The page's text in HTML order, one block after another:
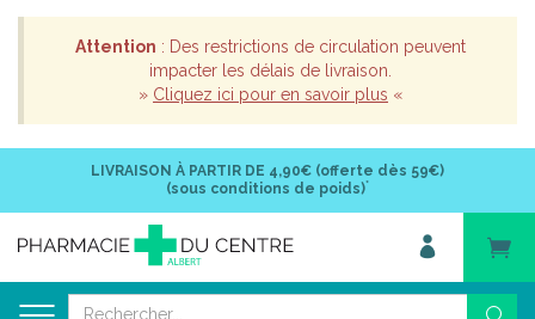
Attention : Des restrictions de circulation peuvent
impacter les délais de livraison.
» Cliquez ici pour en savoir plus «
LIVRAISON À PARTIR DE 4,90€ (offerte dès 59€)
(sous conditions de poids)*